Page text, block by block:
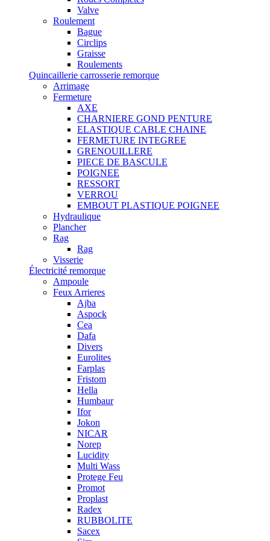
Valve
Roulement
Bague
Circlips
Graisse
Roulements
Quincaillerie carrosserie remorque
Arrimage
Fermeture
AXE
CHARNIERE GOND PENTURE
ELASTIQUE CABLE CHAINE
FERMETURE INTEGREE
GRENOUILLERE
PIECE DE BASCULE
POIGNEE
RESSORT
VERROU
EMBOUT PLASTIQUE POIGNEE
Hydraulique
Plancher
Rag
Rag
Visserie
Électricité remorque
Ampoule
Feux Arrieres
Ajba
Aspock
Cea
Dafa
Divers
Eurolites
Farplas
Fristom
Hella
Humbaur
Ifor
Jokon
NICAR
Norep
Lucidity
Multi Wass
Protege Feu
Promot
Proplast
Radex
RUBBOLITE
Sacex